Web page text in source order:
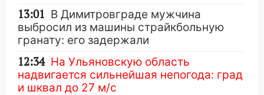
13:01 В Димитровграде мужчина
выбросил из машины страйкбольную
гранату: его задержали
12:34 На Ульяновскую область
надвигается сильнейшая непогода: град
и шквал до 27 м/с